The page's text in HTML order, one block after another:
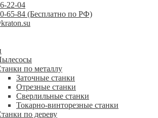
22-04
65-84 (Бесплатно по РФ)
по металлу
Заточные станки
Отрезные станки
Сверлильные станки
Токарно-винторезные станки
по дереву